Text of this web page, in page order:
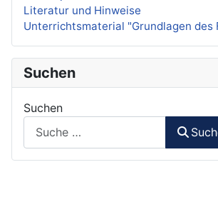
Literatur und Hinweise
Unterrichtsmaterial "Grundlagen des
Suchen
Suchen